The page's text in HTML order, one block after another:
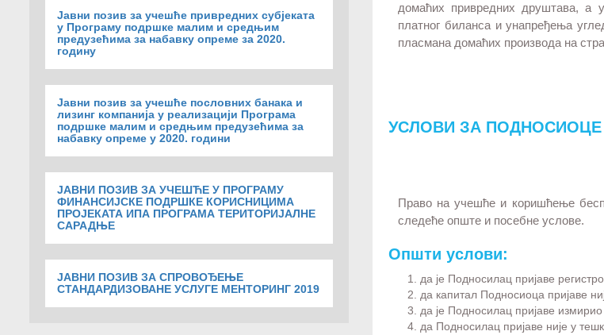
Јавни позив за учешће привредних субјеката
у Програму подршке малим и средњим
предузећима за набавку опреме за 2020.
годину
Jавни позив за учешће пословних банака и
лизинг компанија у реализацији Програма
подршке малим и средњим предузећима за
набавку опреме у 2020. години
ЈАВНИ ПОЗИВ ЗА УЧЕШЋЕ У ПРОГРАМУ
ФИНАНСИЈСКЕ ПОДРШКЕ КОРИСНИЦИМА
ПРОЈЕКАТА ИПА ПРОГРАМА ТЕРИТОРИЈАЛНЕ
САРАДЊЕ
ЈАВНИ ПОЗИВ ЗА СПРОВОЂЕЊЕ
СТАНДАРДИЗОВАНЕ УСЛУГЕ МЕНТОРИНГ 2019
домаћих привредних друштава, а
платног биланса и унапређења
пласмана домаћих производа на
УСЛОВИ ЗА ПОДНОСИОЦЕ
Право на учешће и коришћење
следеће опште и посебне услове.
Општи услови:
да је Подносилац пријаве
да капитал Подносиоца пријаве
да је Подносилац пријаве
да Подносилац пријаве није у